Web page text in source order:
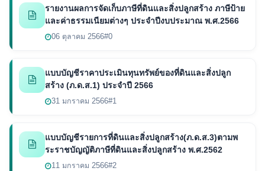
รายงานผลการจัดเก็บภาษีที่ดินและสิ่งปลูกสร้าง ภาษีป้าย
และค่าธรรมเนียมต่างๆ ประจำปีงบประมาณ พ.ศ.2566
06 ตุลาคม 2566#0
แบบบัญชีราคาประเมินทุนทรัพย์ของที่ดินและสิ่งปลูก
สร้าง (ภ.ด.ส.1) ประจำปี 2566
31 มกราคม 2566#1
แบบบัญชีรายการที่ดินและสิ่งปลูกสร้าง(ภ.ด.ส.3)ตามพ
ระราชบัญญัติภาษีที่ดินและสิ่งปลูกสร้าง พ.ศ.2562
11 มกราคม 2566#2